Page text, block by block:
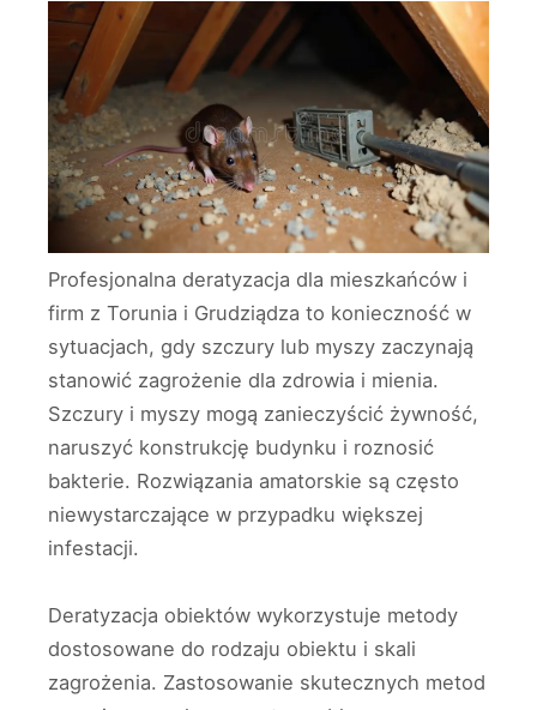
Profesjonalna deratyzacja dla mieszkańców i
firm z Torunia i Grudziądza to konieczność w
sytuacjach, gdy szczury lub myszy zaczynają
stanowić zagrożenie dla zdrowia i mienia.
Szczury i myszy mogą zanieczyścić żywność,
naruszyć konstrukcję budynku i roznosić
bakterie. Rozwiązania amatorskie są często
niewystarczające w przypadku większej
infestacji.
Deratyzacja obiektów wykorzystuje metody
dostosowane do rodzaju obiektu i skali
zagrożenia. Zastosowanie skutecznych metod